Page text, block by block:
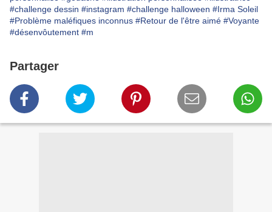
#challenge dessin #instagram #challenge halloween #Irma Soleil
#Problème maléfiques inconnus #Retour de l'être aimé #Voyante
#désenvôutement #m
Partager